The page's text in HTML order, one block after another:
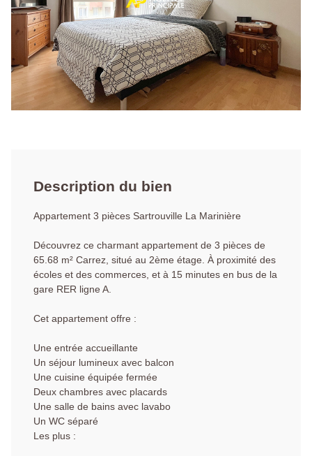
Description du bien
Appartement 3 pièces Sartrouville La Marinière
Découvrez ce charmant appartement de 3 pièces de
65.68 m² Carrez, situé au 2ème étage. À proximité des
écoles et des commerces, et à 15 minutes en bus de la
gare RER ligne A.
Cet appartement offre :
Une entrée accueillante
Un séjour lumineux avec balcon
Une cuisine équipée fermée
Deux chambres avec placards
Une salle de bains avec lavabo
Un WC séparé
Les plus :